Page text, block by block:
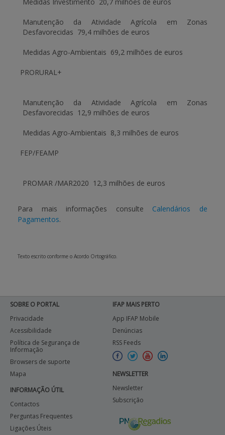
Manutenção da Atividade Agrícola em Zonas
Desfavorecidas  79,4 milhões de euros
Medidas Agro-Ambientais  69,2 milhões de euros
PRORURAL+
Manutenção da Atividade Agrícola em Zonas
Desfavorecidas  12,9 milhões de euros
Medidas Agro-Ambientais  8,3 milhões de euros
FEP/FEAMP
PROMAR /MAR2020  12,3 milhões de euros
Para mais informações consulte Calendários de
Pagamentos.
Texto escrito conforme o Acordo Ortográfico.
SOBRE O PORTAL
Privacidade
Acessibilidade
Política de Segurança de
Informação
Browsers de suporte
Mapa
INFORMAÇÃO ÚTIL
Contactos
Perguntas Frequentes
Ligações Úteis
IFAP MAIS PERTO
App IFAP Mobile
Denúncias
RSS Feeds
NEWSLETTER
Newsletter
Subscrição